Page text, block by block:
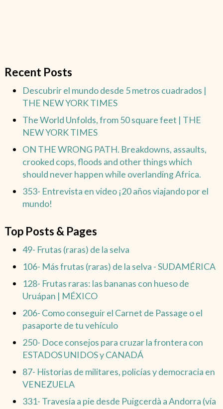
Recent Posts
Descubrir el mundo desde 5 metros cuadrados |
THE NEW YORK TIMES
The World Unfolds, from 50 square feet | THE
NEW YORK TIMES
ON THE WRONG PATH. Breakdowns, assaults,
crooked cops, floods and other things which
should never happen while overlanding Africa.
353- Entrevista en video ¡20 años viajando por el
mundo!
Top Posts & Pages
49- Frutas (raras) de la selva
106- Más frutas (raras) de la selva - SUDAMÉRICA
128- Frutas raras: las bananas con hueso de
Uruápan | MÉXICO
206- Como conseguir el Carnet de Passage o el
pasaporte de tu vehículo
250- Doce consejos para cruzar la frontera con
ESTADOS UNIDOS y CANADÁ
87- Historias de militares, policías y democracia en
VENEZUELA
331- Travesía a pie desde Puigcerdà a Andorra (vía